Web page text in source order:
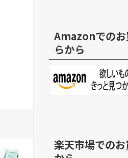
Amazonでのお
らから
楽天市場での